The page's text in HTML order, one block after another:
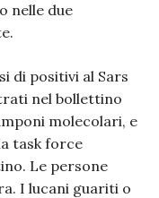
nelle due
di positivi al Sars
nel bollettino
molecolari, e
task force
Le persone
I lucani guariti o